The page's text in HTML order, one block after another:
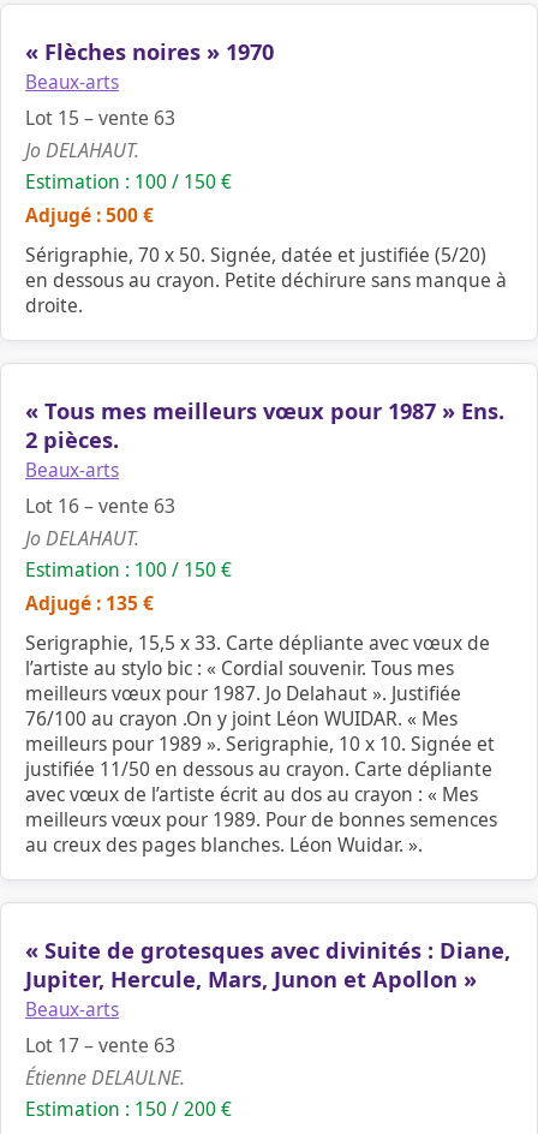
« Flèches noires » 1970
Beaux-arts
Lot 15 – vente 63
Jo DELAHAUT.
Estimation : 100 / 150 €
Adjugé : 500 €
Sérigraphie, 70 x 50. Signée, datée et justifiée (5/20)
en dessous au crayon. Petite déchirure sans manque à
droite.
« Tous mes meilleurs vœux pour 1987 » Ens.
2 pièces.
Beaux-arts
Lot 16 – vente 63
Jo DELAHAUT.
Estimation : 100 / 150 €
Adjugé : 135 €
Serigraphie, 15,5 x 33. Carte dépliante avec vœux de
l’artiste au stylo bic : « Cordial souvenir. Tous mes
meilleurs vœux pour 1987. Jo Delahaut ». Justifiée
76/100 au crayon .On y joint Léon WUIDAR. « Mes
meilleurs pour 1989 ». Serigraphie, 10 x 10. Signée et
justifiée 11/50 en dessous au crayon. Carte dépliante
avec vœux de l’artiste écrit au dos au crayon : « Mes
meilleurs vœux pour 1989. Pour de bonnes semences
au creux des pages blanches. Léon Wuidar. ».
« Suite de grotesques avec divinités : Diane,
Jupiter, Hercule, Mars, Junon et Apollon »
Beaux-arts
Lot 17 – vente 63
Étienne DELAULNE.
Estimation : 150 / 200 €